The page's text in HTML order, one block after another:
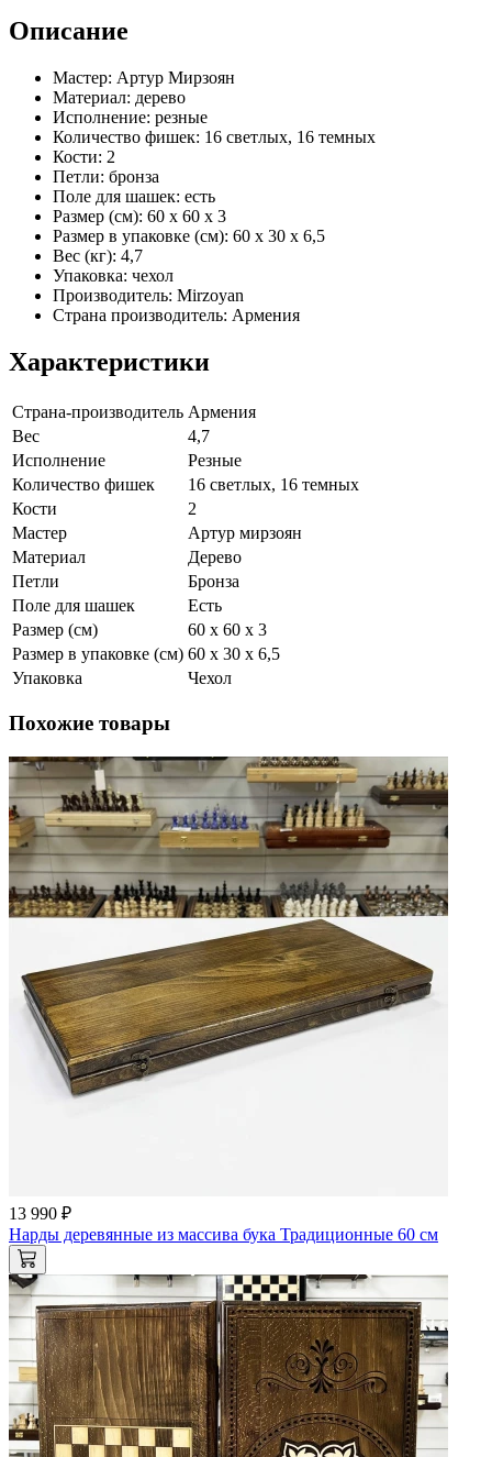
Описание
Мастер: Артур Мирзоян
Материал: дерево
Исполнение: резные
Количество фишек: 16 светлых, 16 темных
Кости: 2
Петли: бронза
Поле для шашек: есть
Размер (см): 60 х 60 х 3
Размер в упаковке (см): 60 х 30 х 6,5
Вес (кг): 4,7
Упаковка: чехол
Производитель: Mirzoyan
Страна производитель: Армения
Характеристики
Страна-производитель Армения
Вес
4,7
Исполнение
Резные
Количество фишек
16 светлых, 16 темных
Кости
2
Мастер
Артур мирзоян
Материал
Дерево
Петли
Бронза
Поле для шашек
Есть
Размер (см)
60 х 60 х 3
Размер в упаковке (см) 60 х 30 х 6,5
Упаковка
Чехол
Похожие товары
13 990 ₽
Нарды деревянные из массива бука Традиционные 60 см